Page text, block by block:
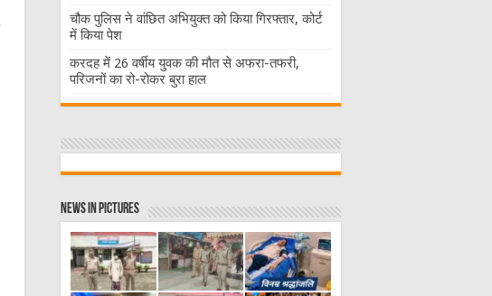
चौक पुलिस ने वांछित अभियुक्त को किया गिरफ्तार, कोर्ट
में किया पेश
करदह में 26 वर्षीय युवक की मौत से अफरा-तफरी,
परिजनों का रो-रोकर बुरा हाल
News in Pictures